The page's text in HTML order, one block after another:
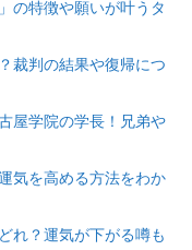
の特徴や願いが叶うタ
裁判の結果や復帰につ
屋学院の学長！兄弟や
気を高める方法をわか
れ？運気が下がる噂も